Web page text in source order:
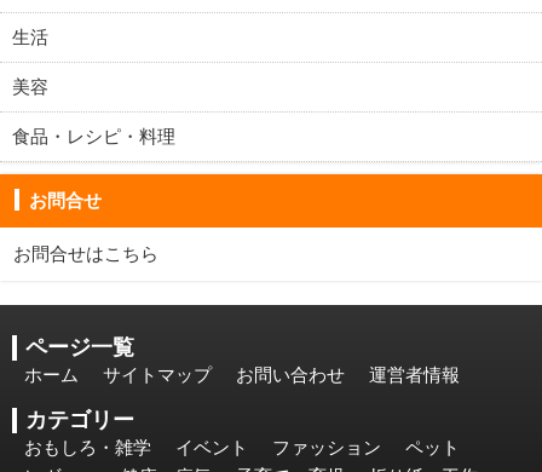
生活
美容
食品・レシピ・料理
お問合せ
お問合せはこちら
ページ一覧
ホーム サイトマップ お問い合わせ 運営者情報
カテゴリー
おもしろ・雑学 イベント ファッション
ペット